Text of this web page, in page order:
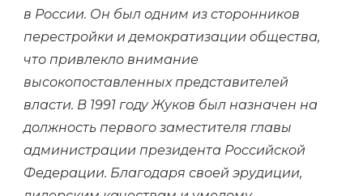
в России. Он был одним из сторонников
перестройки и демократизации общества,
что привлекло внимание
высокопоставленных представителей
власти. В 1991 году Жуков был назначен на
должность первого заместителя главы
администрации президента Российской
Федерации. Благодаря своей эрудиции,